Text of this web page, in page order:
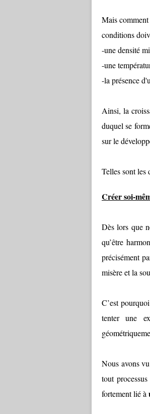
Mais
conditions
-une densité
-une
-la présence
Ainsi, la
duquel se
sur le
Telles sont les
Créer soi-
Dès lors que
qu’être
précisément
misère et la
C’est
tenter une
Nous avons
tout
fortement lié à